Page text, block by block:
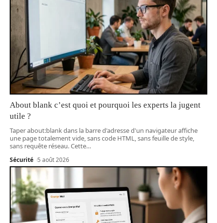
About blank c’est quoi et pourquoi les experts la jugent
utile ?
Taper about:blank dans la barre d'adresse d'un navigateur affiche
une page totalement vide, sans code HTML, sans feuille de style,
sans requête réseau. Cette…
Sécurité 5 août 2026